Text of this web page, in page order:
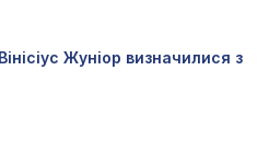
Жуніор визначилися з